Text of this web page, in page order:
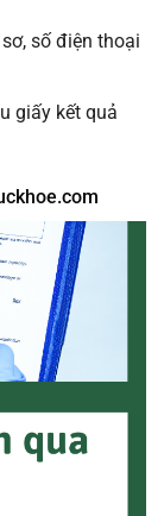
số điện thoại
giấy kết quả